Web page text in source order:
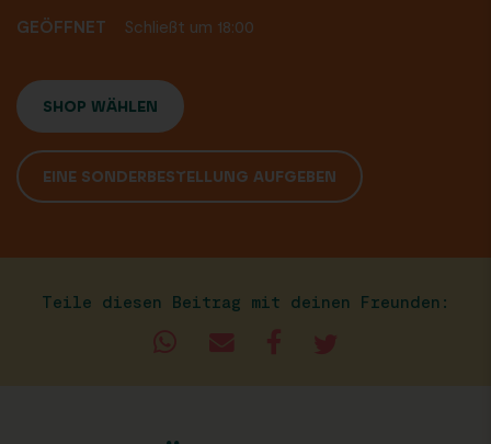
GEÖFFNET
Schließt um 18:00
SHOP WÄHLEN
EINE SONDERBESTELLUNG AUFGEBEN
Teile diesen Beitrag mit deinen Freunden: